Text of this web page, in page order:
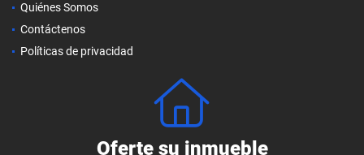
Quiénes Somos
Contáctenos
Políticas de privacidad
Oferte su inmueble